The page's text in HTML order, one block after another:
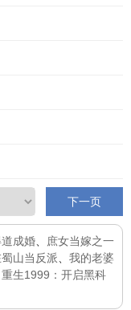
下一页
成婚
庶女当嫁之一
山当反派
我的老婆
重生1999：开启黑科